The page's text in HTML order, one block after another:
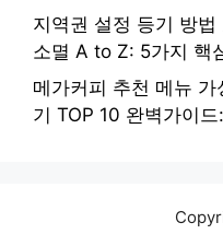
지역권 설정 등기 방
소멸 A to Z: 5가지 핵
메가커피 추천 메뉴
기 TOP 10 완벽가이